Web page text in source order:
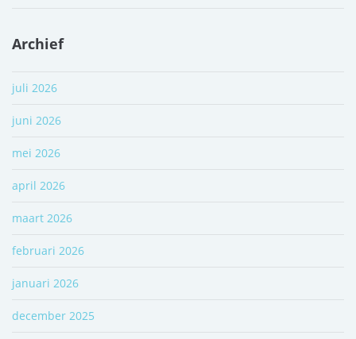
Archief
juli 2026
juni 2026
mei 2026
april 2026
maart 2026
februari 2026
januari 2026
december 2025